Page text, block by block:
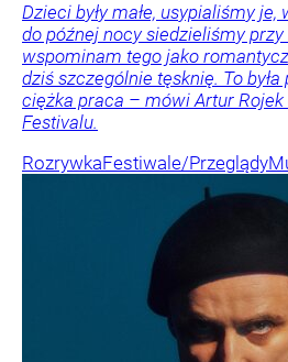
Dzieci były małe, usypialiśmy
do późnej nocy siedzieliśmy
wspominam tego jako
dziś szczególnie tęsknię. To
ciężka praca – mówi Artur Rojek
Festivalu.
RozrywkaFestiwale/Przeglądy